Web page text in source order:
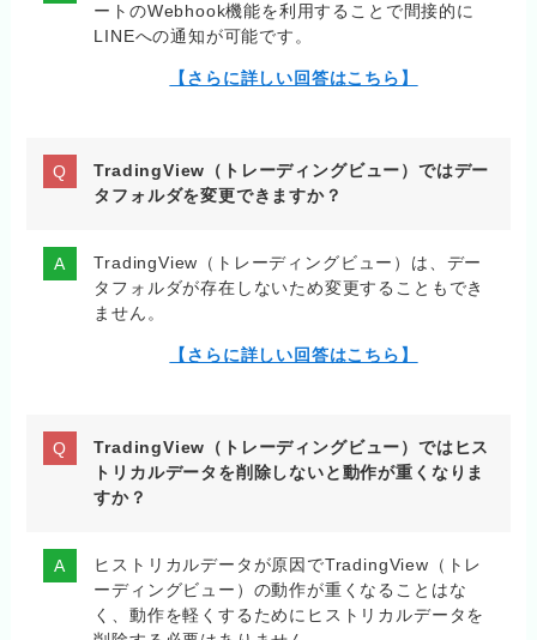
ートのWebhook機能を利用することで間接的に
LINEへの通知が可能です。
【さらに詳しい回答はこちら】
TradingView（トレーディングビュー）ではデー
タフォルダを変更できますか？
TradingView（トレーディングビュー）は、デー
タフォルダが存在しないため変更することもでき
ません。
【さらに詳しい回答はこちら】
TradingView（トレーディングビュー）ではヒス
トリカルデータを削除しないと動作が重くなりま
すか？
ヒストリカルデータが原因でTradingView（トレ
ーディングビュー）の動作が重くなることはな
く、動作を軽くするためにヒストリカルデータを